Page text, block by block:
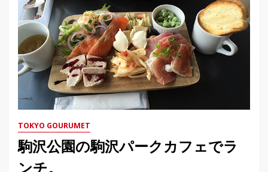
TOKYO GOURUMET
駒沢公園の駒沢パークカフェでラ